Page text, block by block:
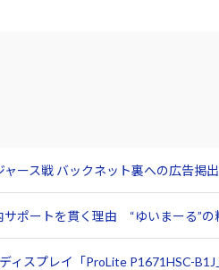
ース戦 バックネット裏への広告掲
ポートを貫く理由 “ゆいまーる”
ィスプレイ「ProLite P1671HSC-